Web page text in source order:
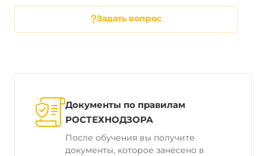
Задать вопрос
Документы по правилам
РОСТЕХНОДЗОРА
После обучения вы получите
документы, которое занесено в